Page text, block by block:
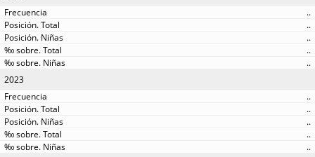
..
..
..
..
..
2023
..
..
..
..
..